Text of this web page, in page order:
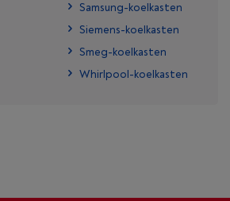
Samsung-koelkasten
Siemens-koelkasten
Smeg-koelkasten
Whirlpool-koelkasten